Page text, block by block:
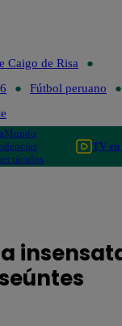
Caigo de Risa
Fútbol peruano
Mundo
TV